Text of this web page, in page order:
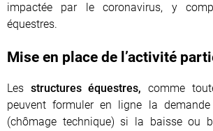
impactée par le coronavirus, y
équestres.
Mise en place de l’activité
Les structures équestres, comme
peuvent formuler en ligne la demande
(chômage technique) si la baisse ou